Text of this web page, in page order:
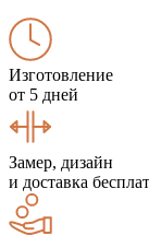
Изготовление
от 5 дней
Замер, дизайн
и доставка